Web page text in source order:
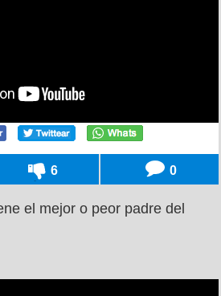
6 0
el mejor o peor padre del